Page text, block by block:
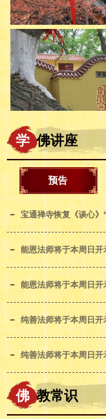
学 佛讲座
预告
宝通禅寺恢复《谈心》
能恩法师将于本周日
能恩法师将于本周日
纯善法师将于本周日
纯善法师将于本周日
佛 教常识